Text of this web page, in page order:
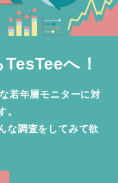
へ！
若年層モニターに対
。
な調査をしてみて欲